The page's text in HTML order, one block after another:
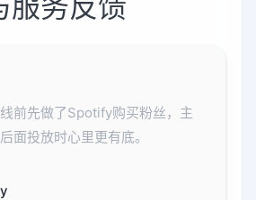
前先做了Spotify购买粉丝，主
面投放时心里更有底。